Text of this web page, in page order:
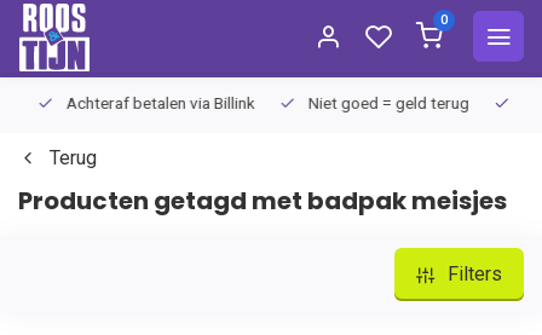
0
Achteraf betalen via Billink Niet goed = geld terug
Terug
Producten getagd met badpak meisjes
Filters